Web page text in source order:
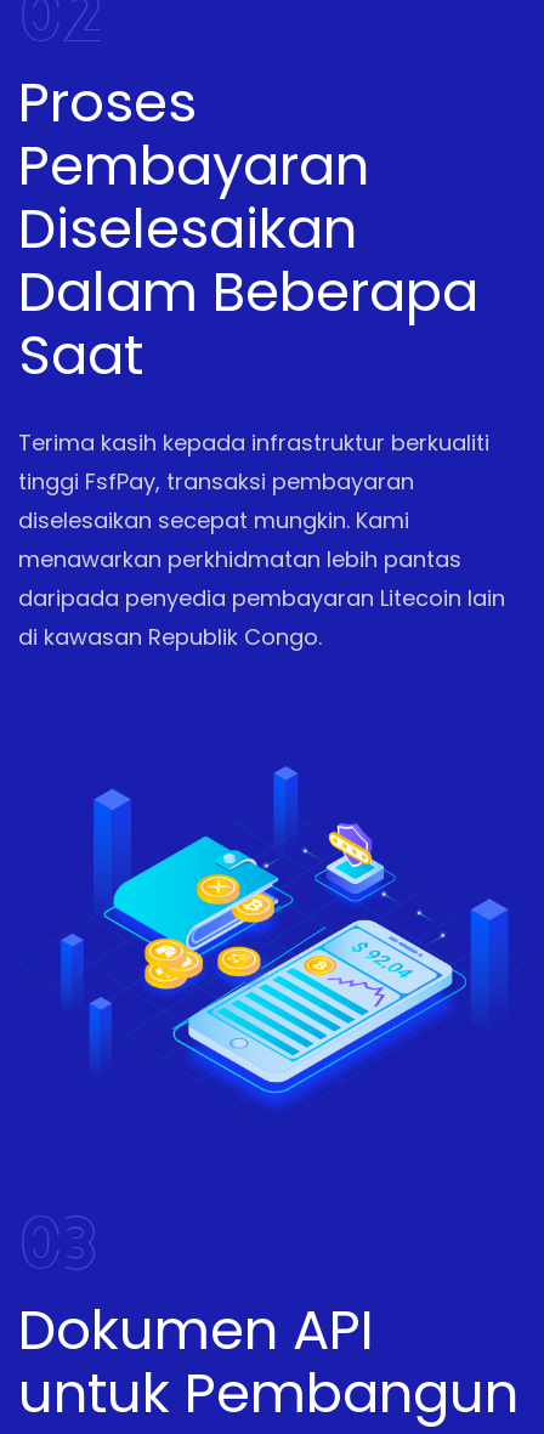
Proses
Pembayaran
Diselesaikan
Dalam Beberapa
Saat
Terima kasih kepada infrastruktur berkualiti
tinggi FsfPay, transaksi pembayaran
diselesaikan secepat mungkin. Kami
menawarkan perkhidmatan lebih pantas
daripada penyedia pembayaran Litecoin lain
di kawasan Republik Congo.
03
Dokumen API
untuk Pembangun